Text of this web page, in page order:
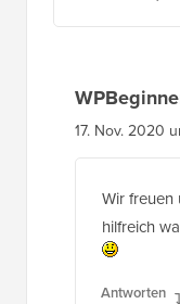
17. Nov. 2020
Wir freuen
hilfreich
Antworten